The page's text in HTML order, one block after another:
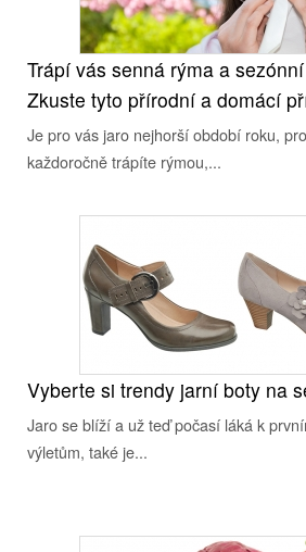
Trápí vás senná rýma a
Zkuste tyto přírodní a domácí
Je pro vás jaro nejhorší období roku,
každoročně trápíte rýmou,...
Vyberte si trendy jarní boty na
Jaro se blíží a už teď počasí láká k
výletům, také je...